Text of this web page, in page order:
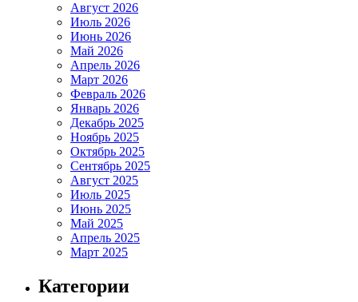
Август 2026
Июль 2026
Июнь 2026
Май 2026
Апрель 2026
Март 2026
Февраль 2026
Январь 2026
Декабрь 2025
Ноябрь 2025
Октябрь 2025
Сентябрь 2025
Август 2025
Июль 2025
Июнь 2025
Май 2025
Апрель 2025
Март 2025
Категории